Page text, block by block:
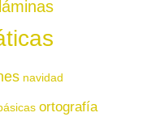
láminas
navidad
ortografía